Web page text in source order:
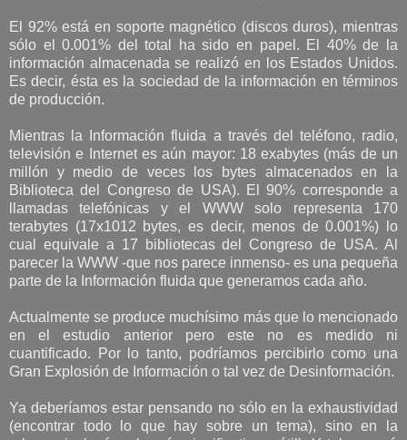
El 92% está en soporte magnético (discos duros), mientras
sólo el 0.001% del total ha sido en papel. El 40% de la
información almacenada se realizó en los Estados Unidos.
Es decir, ésta es la sociedad de la información en términos
de producción.
Mientras la Información fluida a través del teléfono, radio,
televisión e Internet es aún mayor: 18 exabytes (más de un
millón y medio de veces los bytes almacenados en la
Biblioteca del Congreso de USA). El 90% corresponde a
llamadas telefónicas y el WWW solo representa 170
terabytes (17x1012 bytes, es decir, menos de 0.001%) lo
cual equivale a 17 bibliotecas del Congreso de USA. Al
parecer la WWW -que nos parece inmenso- es una pequeña
parte de la Información fluida que generamos cada año.
Actualmente se produce muchísimo más que lo mencionado
en el estudio anterior pero este no es medido ni
cuantificado. Por lo tanto, podríamos percibirlo como una
Gran Explosión de Información o tal vez de Desinformación.
Ya deberíamos estar pensando no sólo en la exhaustividad
(encontrar todo lo que hay sobre un tema), sino en la